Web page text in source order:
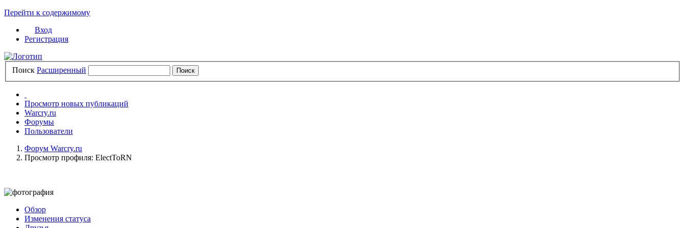
Перейти к содержимому
Вход
Регистрация
Поиск Расширенный
Просмотр новых публикаций
Warcry.ru
Форумы
Пользователи
Форум Warcry.ru
Просмотр профиля: ElectToRN
Обзор
Изменения статуса